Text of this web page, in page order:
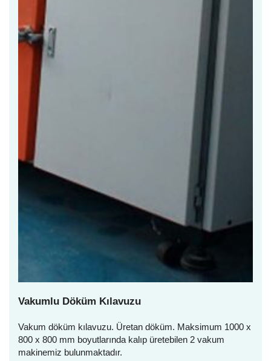
Vakumlu Döküm Kılavuzu
Vakum döküm kılavuzu. Üretan döküm. Maksimum 1000 x
800 x 800 mm boyutlarında kalıp üretebilen 2 vakum
makinemiz bulunmaktadır.